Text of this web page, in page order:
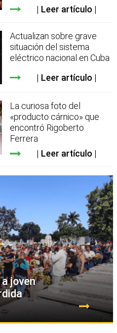
Leer artículo
Actualizan sobre grave
situación del sistema
eléctrico nacional en Cuba
Leer artículo
La curiosa foto del
«producto cárnico» que
encontró Rigoberto
Ferrera
Leer artículo
joven